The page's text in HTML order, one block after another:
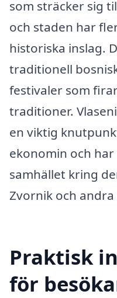
som sträcker sig
och staden har
historiska inslag.
traditionell
festivaler som
traditioner.
en viktig
ekonomin och
samhället kring
Zvornik och
Praktisk
för